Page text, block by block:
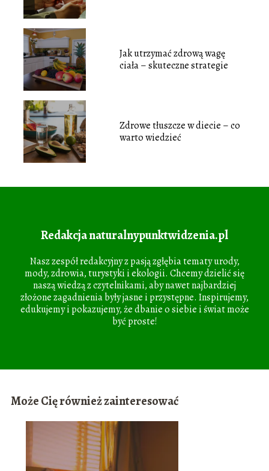
Jak utrzymać zdrową wagę
ciała – skuteczne strategie
Zdrowe tłuszcze w diecie – co
warto wiedzieć
Redakcja naturalnypunktwidzenia.pl
Nasz zespół redakcyjny z pasją zgłębia tematy urody,
mody, zdrowia, turystyki i ekologii. Chcemy dzielić się
naszą wiedzą z czytelnikami, aby nawet najbardziej
złożone zagadnienia były jasne i przystępne. Inspirujemy,
edukujemy i pokazujemy, że dbanie o siebie i świat może
być proste!
Może Cię również zainteresować